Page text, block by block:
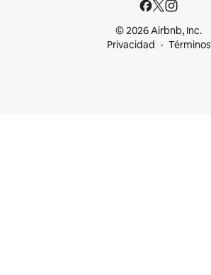
© 2026 Airbnb, Inc.
Privacidad
Términos